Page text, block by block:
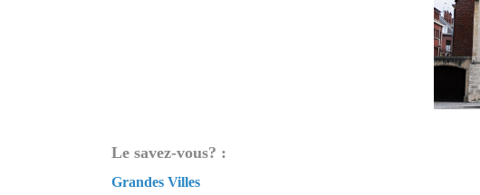
Le savez-vous? :
Grandes Villes